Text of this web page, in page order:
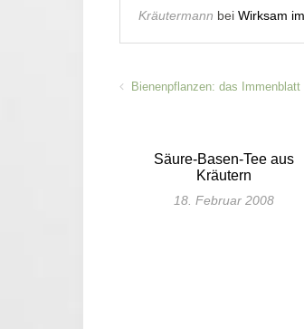
Kräutermann bei Wirksam
Bienenpflanzen: das Immenblatt
Säure-Basen-Tee aus
Kräutern
18. Februar 2008